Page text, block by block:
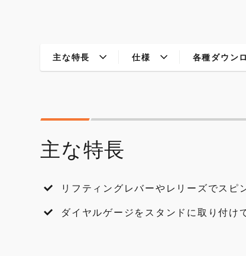
主な特長 仕様 各種ダウン
主な特長
リフティングレバーやレリーズでスピ
ダイヤルゲージをスタンドに取り付け